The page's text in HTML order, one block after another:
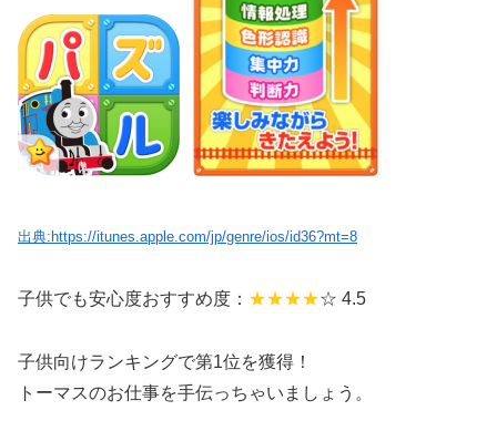
出典:https://itunes.apple.com/jp/genre/ios/id36?mt=8
子供でも安心度おすすめ度： ★★★★☆ 4.5
子供向けランキングで第1位を獲得！
トーマスのお仕事を手伝っちゃいましょう。